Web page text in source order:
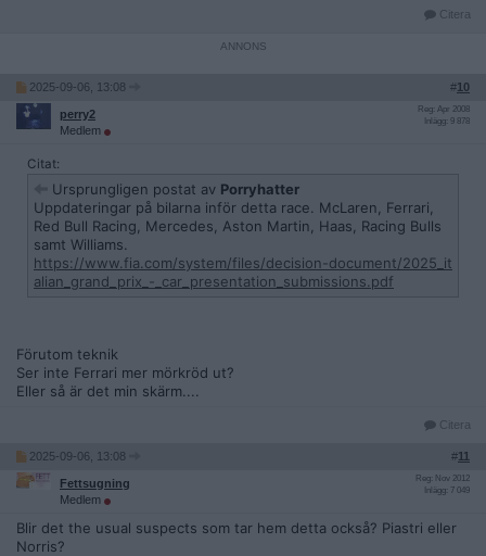
Citera
2025-09-06, 13:08 #10
perry2
Medlem
Reg: Apr 2008
Inlägg: 9 878
Citat:
Ursprungligen postat av Porryhatter
Uppdateringar på bilarna inför detta race. McLaren, Ferrari,
Red Bull Racing, Mercedes, Aston Martin, Haas, Racing Bulls
samt Williams.
https://www.fia.com/system/files/decision-document/2025_it
alian_grand_prix_-_car_presentation_submissions.pdf
Förutom teknik
Ser inte Ferrari mer mörkröd ut?
Eller så är det min skärm....
Citera
2025-09-06, 13:08 #11
Fettsugning
Medlem
Reg: Nov 2012
Inlägg: 7 049
Blir det the usual suspects som tar hem detta också? Piastri eller
Norris?